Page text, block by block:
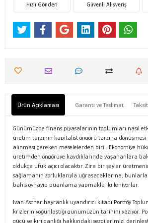
Hızlı Gönderi Güvenli Alışveriş
Ürün Açıklaması Garanti ve Teslimat
Günümüzde finans piyasalarının toplumları nasıl
üretim tarzının kapitalist öngörü tarzına dönüşmesi
alınması gereken meselelerden biri… Ekonomiye
üretimden öngörüye kaydıklarında yaşananlara
oldukça ufuk açıcı olacaktır. Zira bir şeyler
sağlamanın zorluklarıyla uğraşacaklarına,
bahis oynayıp puanlama yapmakla ilgileniyorlar.
Ivan Ascher hayranlık uyandırıcı kitabı Portföy
krizlerin yoğunlaştığı günümüzün tarihini yazıyor.
gücü ve kırılganlığı hakkındaki sezgilerimizi